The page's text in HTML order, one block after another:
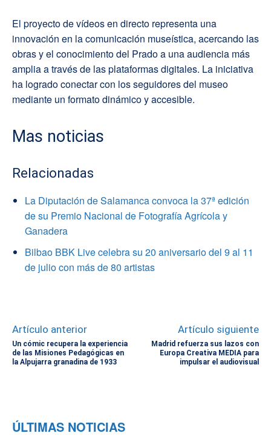
El proyecto de vídeos en directo representa una
innovación en la comunicación museística, acercando las
obras y el conocimiento del Prado a una audiencia más
amplia a través de las plataformas digitales. La iniciativa
ha logrado conectar con los seguidores del museo
mediante un formato dinámico y accesible.
Mas noticias
Relacionadas
La Diputación de Salamanca convoca la 37ª edición
de su Premio Nacional de Fotografía Agrícola y
Ganadera
Bilbao BBK Live celebra su 20 aniversario del 9 al 11
de julio con más de 80 artistas
Artículo anterior
Un cómic recupera la experiencia
de las Misiones Pedagógicas en
la Alpujarra granadina de 1933
Artículo siguiente
Madrid refuerza sus lazos con
Europa Creativa MEDIA para
impulsar el audiovisual
ÚLTIMAS NOTICIAS